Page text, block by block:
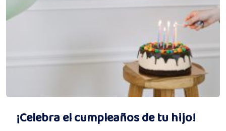
¡Celebra el cumpleaños de tu hijo!